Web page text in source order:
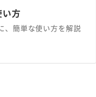
方
、簡単な使い方を解説